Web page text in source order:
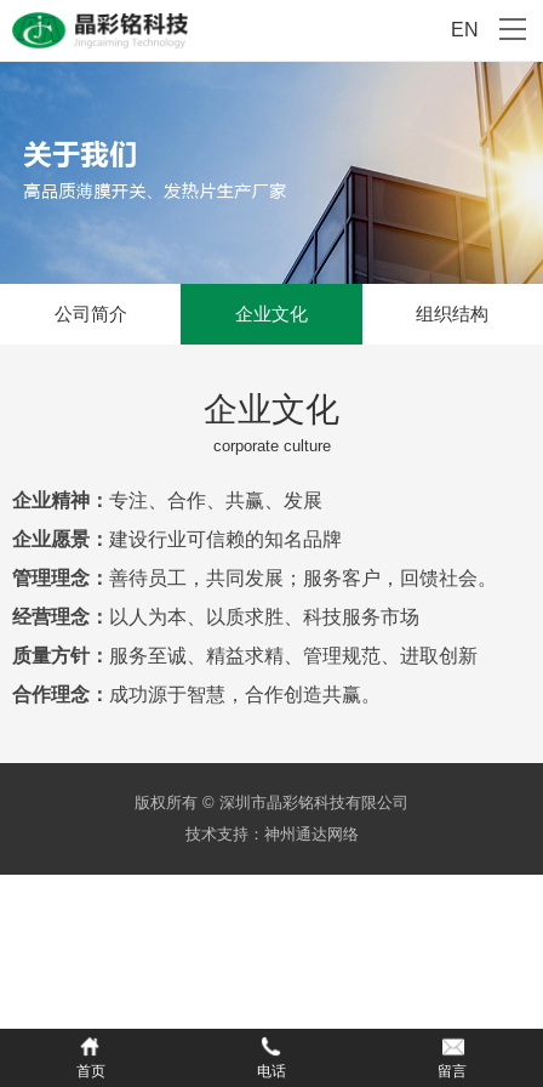
EN
公司简介 企业文化 组织结构
企业文化
corporate culture
企业精神： 专注、合作、共赢、发展
企业愿景： 建设行业可信赖的知名品牌
管理理念： 善待员工，共同发展；服务客户，回馈社会。
经营理念： 以人为本、以质求胜、科技服务市场
质量方针： 服务至诚、精益求精、管理规范、进取创新
合作理念： 成功源于智慧，合作创造共赢。
版权所有 © 深圳市晶彩铭科技有限公司
技术支持： 神州通达网络
首页 电话 留言